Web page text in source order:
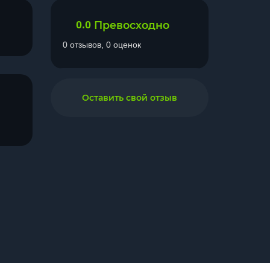
0.0 Превосходно
0 отзывов, 0 оценок
Оставить свой отзыв